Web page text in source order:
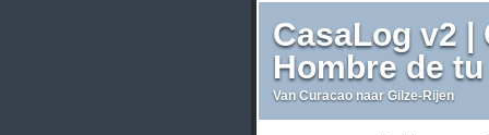
CasaLog v2 |
Hombre de tu
Van Curacao naar Gilze-Rijen